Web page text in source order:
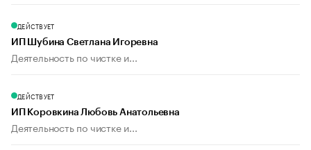
ДЕЙСТВУЕТ
ИП Шубина Светлана Игоревна
Деятельность по чистке и...
ДЕЙСТВУЕТ
ИП Коровкина Любовь Анатольевна
Деятельность по чистке и...